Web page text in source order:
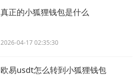
真正的小狐狸钱包是什么
2026-04-17 02:35:30
欧易usdt怎么转到小狐狸钱包